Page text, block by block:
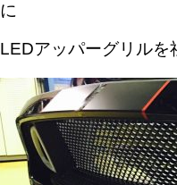
に
LEDアッパーグリルを